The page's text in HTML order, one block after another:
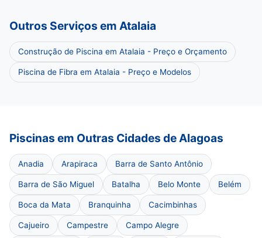
Outros Serviços em Atalaia
Construção de Piscina em Atalaia - Preço e Orçamento
Piscina de Fibra em Atalaia - Preço e Modelos
Piscinas em Outras Cidades de Alagoas
Anadia Arapiraca Barra de Santo Antônio
Barra de São Miguel Batalha Belo Monte Belém
Boca da Mata Branquinha Cacimbinhas
Cajueiro Campestre Campo Alegre